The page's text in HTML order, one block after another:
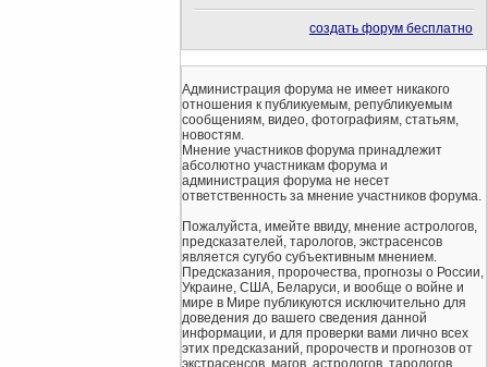
создать форум бесплатно
Администрация форума не имеет никакого
отношения к публикуемым, републикуемым
сообщениям, видео, фотографиям, статьям,
новостям.
Мнение участников форума принадлежит
абсолютно участникам форума и
администрация форума не несет
ответственность за мнение участников форума.
Пожалуйста, имейте ввиду, мнение астрологов,
предсказателей, тарологов, экстрасенсов
является сугубо субъективным мнением.
Предсказания, пророчества, прогнозы о России,
Украине, США, Беларуси, и вообще о войне и
мире в Мире публикуются исключительно для
доведения до вашего сведения данной
информации, и для проверки вами лично всех
этих предсказаний, пророчеств и прогнозов от
экстрасенсов, магов, астрологов, тарологов.